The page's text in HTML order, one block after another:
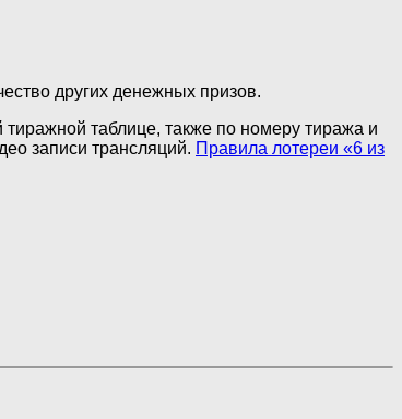
других денежных призов.
таблице, также по номеру тиража и
записи трансляций. Правила лотереи «6 из